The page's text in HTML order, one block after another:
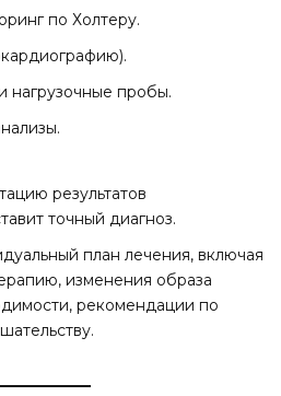
по Холтеру.
нагрузочные пробы.
результатов
точный диагноз.
план лечения, включая
изменения образа
рекомендации по